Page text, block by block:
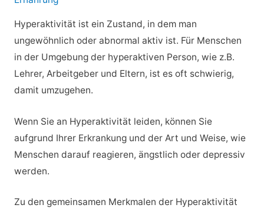
Hyperaktivität ist ein Zustand, in dem man
ungewöhnlich oder abnormal aktiv ist. Für Menschen
in der Umgebung der hyperaktiven Person, wie z.B.
Lehrer, Arbeitgeber und Eltern, ist es oft schwierig,
damit umzugehen.
Wenn Sie an Hyperaktivität leiden, können Sie
aufgrund Ihrer Erkrankung und der Art und Weise, wie
Menschen darauf reagieren, ängstlich oder depressiv
werden.
Zu den gemeinsamen Merkmalen der Hyperaktivität